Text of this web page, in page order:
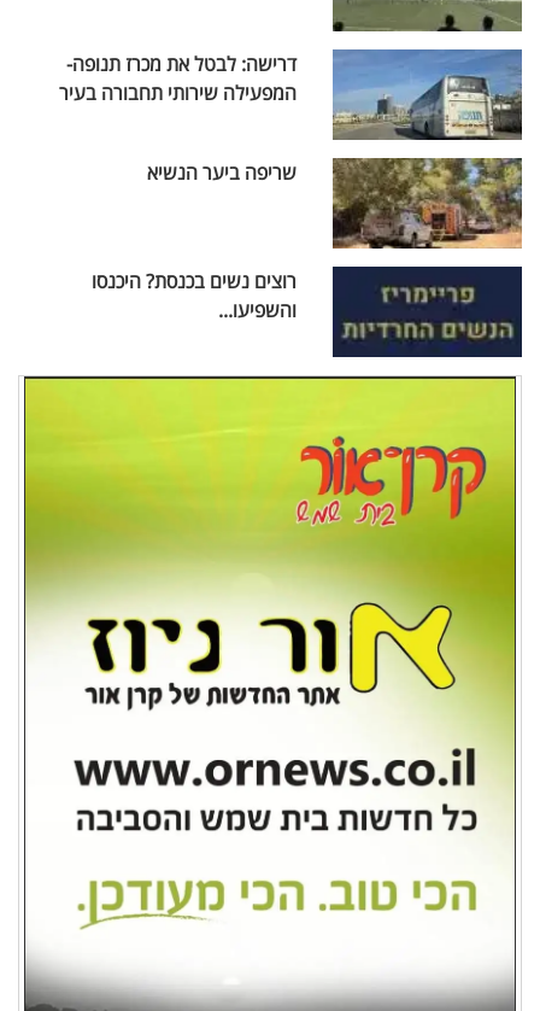
דרישה: לבטל את מכרז תנופה-
המפעילה שירותי תחבורה בעיר
שריפה ביער הנשיא
רוצים נשים בכנסת? היכנסו
והשפיעו...